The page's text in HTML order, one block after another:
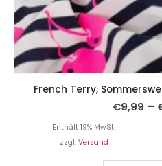
French Terry,
€9,99 –
Enthält 19% MwSt.
zzgl. Versand